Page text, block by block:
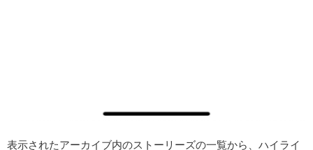
表示されたアーカイブ内のストーリーズの一覧から、ハイライ